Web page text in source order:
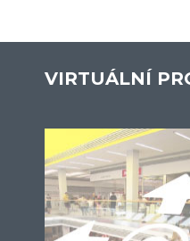
VIRTUÁLNÍ